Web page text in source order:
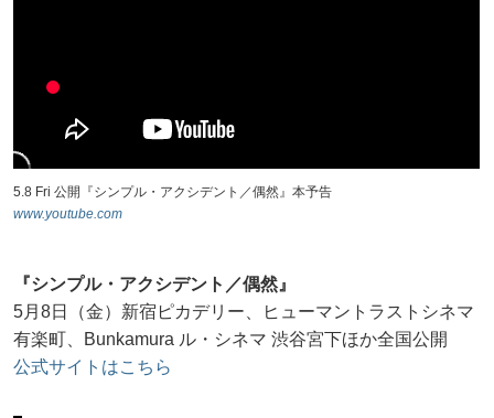
5.8 Fri 公開『シンプル・アクシデント／偶然』本予告
www.youtube.com
『シンプル・アクシデント／偶然』
5月8日（金）新宿ピカデリー、ヒューマントラストシネマ
有楽町、Bunkamura ル・シネマ 渋谷宮下ほか全国公開
公式サイトはこちら